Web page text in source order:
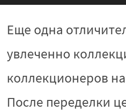
Еще одна
увлеченно
коллекционеров
После переделки